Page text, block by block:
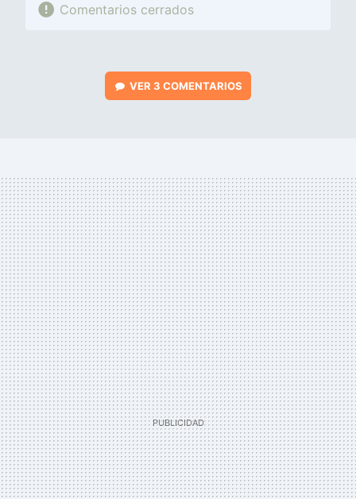
Comentarios cerrados
VER 3 COMENTARIOS